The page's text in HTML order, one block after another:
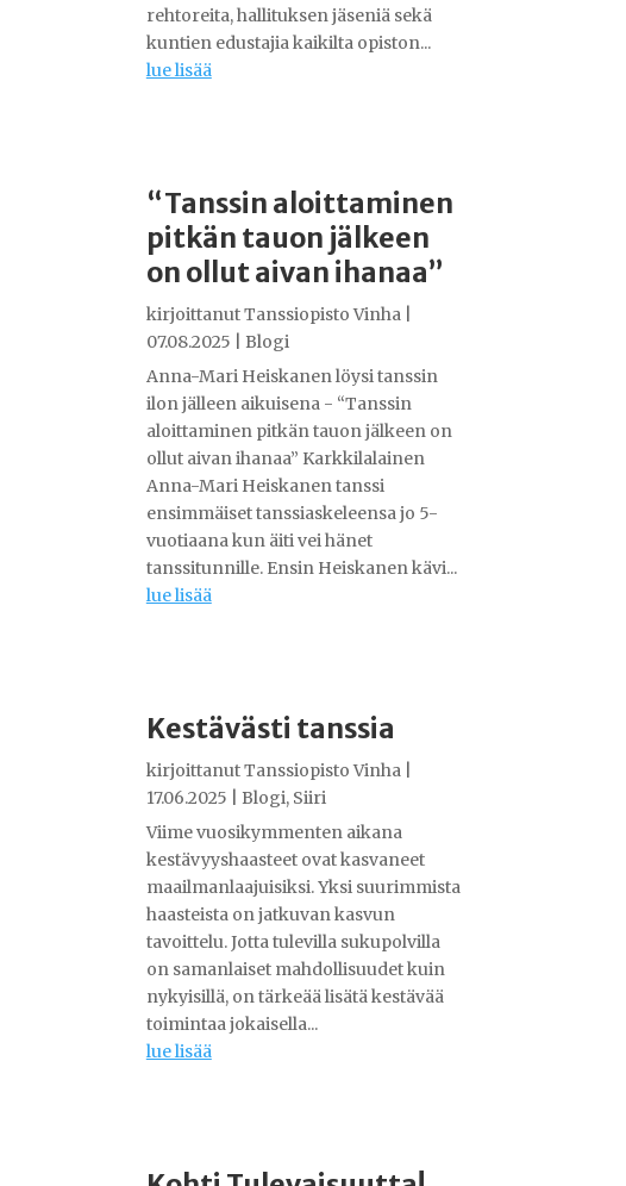
rehtoreita, hallituksen jäseniä sekä
kuntien edustajia kaikilta opiston...
lue lisää
“Tanssin aloittaminen
pitkän tauon jälkeen
on ollut aivan ihanaa”
kirjoittanutTanssiopisto Vinha|
07.08.2025
Blogi
Anna-Mari Heiskanen löysi tanssin
ilon jälleen aikuisena - “Tanssin
aloittaminen pitkän tauon jälkeen on
ollut aivan ihanaa” Karkkilalainen
Anna-Mari Heiskanen tanssi
ensimmäiset tanssiaskeleensa jo 5-
vuotiaana kun äiti vei hänet
tanssitunnille. Ensin Heiskanen kävi...
lue lisää
Kestävästi tanssia
kirjoittanutTanssiopisto Vinha|
17.06.2025
Blogi, Siiri
Viime vuosikymmenten aikana
kestävyyshaasteet ovat kasvaneet
maailmanlaajuisiksi. Yksi suurimmista
haasteista on jatkuvan kasvun
tavoittelu. Jotta tulevilla sukupolvilla
on samanlaiset mahdollisuudet kuin
nykyisillä, on tärkeää lisätä kestävää
toimintaa jokaisella...
lue lisää